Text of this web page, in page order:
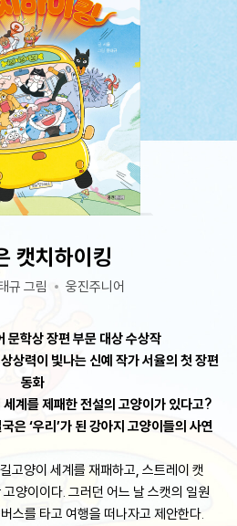
캣치하이킹
규 그림 웅진주니어
문학상 장편 부문 대상 수상작
상력이 빛나는 신예 작가 서율의 첫 장편
동화
계를 제패한 전설의 고양이가 있다고?
은 ‘우리’가 된 강아지 고양이들의 사연
고양이 세계를 재패하고, 스트레이 캣
고양이이다. 그러던 어느 날 스캣의 일원
스를 타고 여행을 떠나자고 제안한다.